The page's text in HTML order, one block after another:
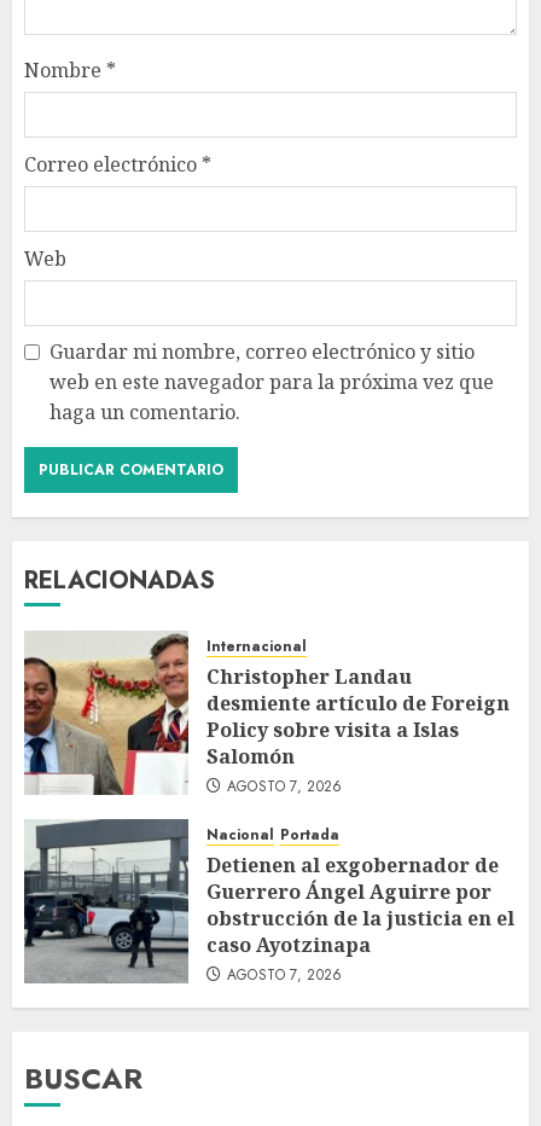
Nombre *
Correo electrónico *
Web
Guardar mi nombre, correo electrónico y sitio
web en este navegador para la próxima vez que
haga un comentario.
RELACIONADAS
Internacional
Christopher Landau
desmiente artículo de Foreign
Policy sobre visita a Islas
Salomón
AGOSTO 7, 2026
Nacional Portada
Detienen al exgobernador de
Guerrero Ángel Aguirre por
obstrucción de la justicia en el
caso Ayotzinapa
AGOSTO 7, 2026
BUSCAR